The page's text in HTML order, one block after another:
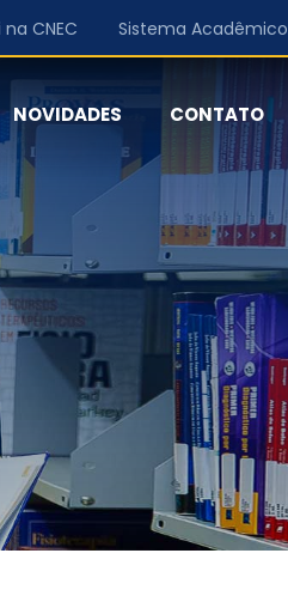
CNEC Sistema Acadêmico
NOVIDADES CONTATO